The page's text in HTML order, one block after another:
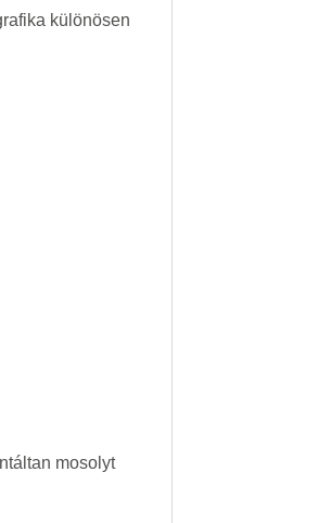
különösen
mosolyt